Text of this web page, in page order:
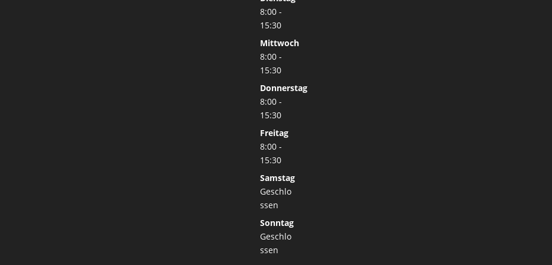
8:00 -
15:30
Mittwoch
8:00 -
15:30
Donnerstag
8:00 -
15:30
Freitag
8:00 -
15:30
Samstag
Geschlo
ssen
Sonntag
Geschlo
ssen